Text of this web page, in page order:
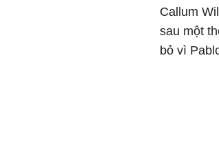
Callum
sau một
bỏ vì